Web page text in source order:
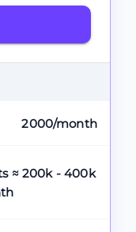
2000/month
≈ 200k - 400k